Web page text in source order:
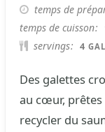
temps de
temps de cuisson
servings 4
Des galettes
au cœur,
recycler du